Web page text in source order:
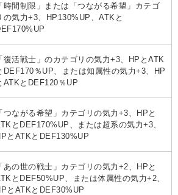
「時間制限」または「つながる希望」カテゴ
の気力+3、HP130%UP、ATKと
「復活戦士」のカテゴリの気力+3、HPとATK
DEF170％UP、または知属性の気力+3、HP
ATKとDEF120％UP
「つながる希望」カテゴリの気力+3、HPと
とDEF170%UP、または超系の気力+3、
とATKとDEF130%UP
「あの世の戦士」カテゴリの気力+2、HPと
とDEF50%UP、または体属性の気力+2、
とATKとDEF30%UP